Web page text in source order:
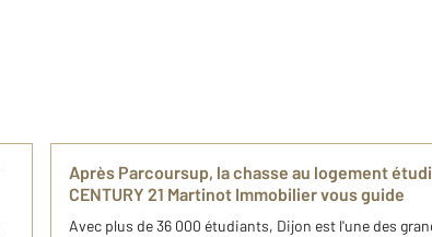
Après Parcoursup, la chasse au logement
CENTURY 21 Martinot Immobilier vous guide
Avec plus de 36 000 étudiants, Dijon est l'une des